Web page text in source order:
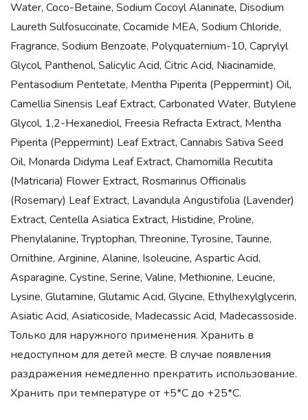
Water, Coco-Betaine, Sodium Cocoyl Alaninate, Disodium
Laureth Sulfosuccinate, Cocamide MEA, Sodium Chloride,
Fragrance, Sodium Benzoate, Polyquaternium-10, Caprylyl
Glycol, Panthenol, Salicylic Acid, Citric Acid, Niacinamide,
Pentasodium Pentetate, Mentha Piperita (Peppermint) Oil,
Camellia Sinensis Leaf Extract, Carbonated Water, Butylene
Glycol, 1,2-Hexanediol, Freesia Refracta Extract, Mentha
Piperita (Peppermint) Leaf Extract, Cannabis Sativa Seed
Oil, Monarda Didyma Leaf Extract, Chamomilla Recutita
(Matricaria) Flower Extract, Rosmarinus Officinalis
(Rosemary) Leaf Extract, Lavandula Angustifolia (Lavender)
Extract, Centella Asiatica Extract, Histidine, Proline,
Phenylalanine, Tryptophan, Threonine, Tyrosine, Taurine,
Ornithine, Arginine, Alanine, Isoleucine, Aspartic Acid,
Asparagine, Cystine, Serine, Valine, Methionine, Leucine,
Lysine, Glutamine, Glutamic Acid, Glycine, Ethylhexylglycerin,
Asiatic Acid, Asiaticoside, Madecassic Acid, Madecassoside.
Только для наружного применения. Хранить в
недоступном для детей месте. В случае появления
раздражения немедленно прекратить использование.
Хранить при температуре от +5*С до +25*С.